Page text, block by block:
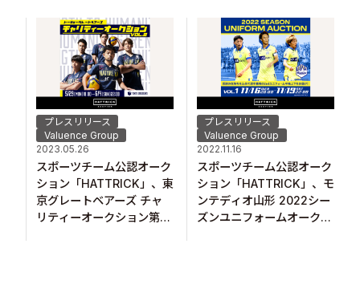
プレスリリース
Valuence Group
2023.05.26
スポーツチーム公認オーク
ション「HATTRICK」、東
京グレートベアーズ チャ
リティーオークション第2
プレスリリース
Valuence Group
2022.11.16
スポーツチーム公認オーク
ション「HATTRICK」、モ
ンテディオ山形 2022シー
ズンユニフォームオークシ